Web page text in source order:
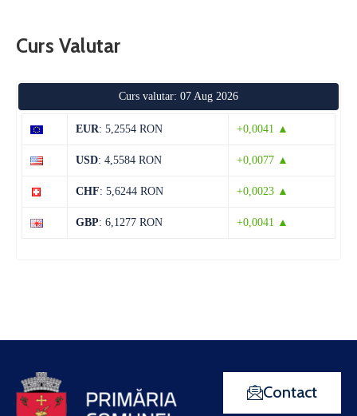
Curs Valutar
Curs valutar: 07 Aug 2026
EUR: 5,2554 RON +0,0041 ▲
USD: 4,5584 RON +0,0077 ▲
CHF: 5,6244 RON +0,0023 ▲
GBP: 6,1277 RON +0,0041 ▲
Contact